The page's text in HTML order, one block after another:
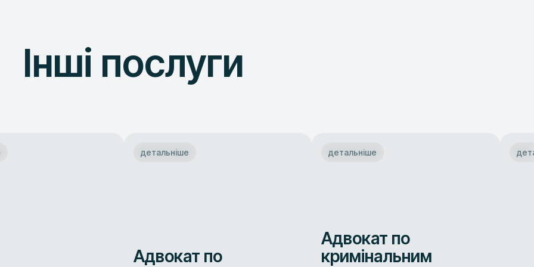
Інші послуги
детальніше
Адвокат по
детальніше
Адвокат по
кримінальним